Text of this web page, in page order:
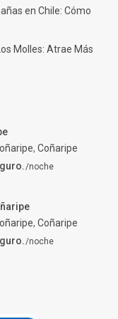
en Chile: Cómo
Molles: Atrae Más
, Coñaripe
/noche
, Coñaripe
/noche